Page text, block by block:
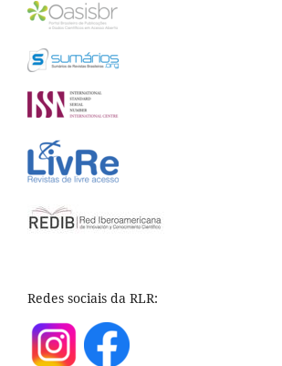
Redes sociais da RLR: